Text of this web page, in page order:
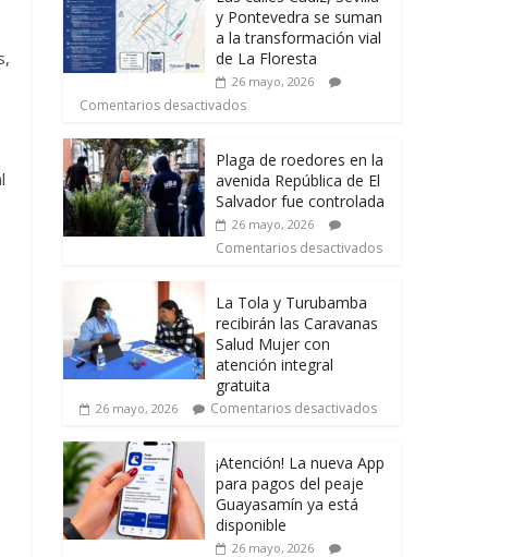
y Pontevedra se suman
a la transformación vial
de La Floresta
26 mayo, 2026
Comentarios desactivados
Plaga de roedores en la
avenida República de El
Salvador fue controlada
26 mayo, 2026
Comentarios desactivados
La Tola y Turubamba
recibirán las Caravanas
Salud Mujer con
atención integral
gratuita
26 mayo, 2026 Comentarios desactivados
¡Atención! La nueva App
para pagos del peaje
Guayasamín ya está
disponible
26 mayo, 2026